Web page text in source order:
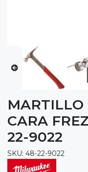
MARTILLO
CARA
22-9022
SKU: 48-22-9022